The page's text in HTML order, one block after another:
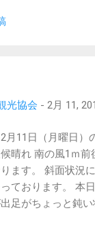
も良く外で活動
かがでしょうか？
絶景・絶好の癒し
はいかがでしょ
のスキー場
日
毎週恒例の水曜日
光協会 - 2月 11,
月11日（月曜日）
晴れ 南の風1ｍ
ります。 斜面状
ております。 本
足がちょっと鈍い